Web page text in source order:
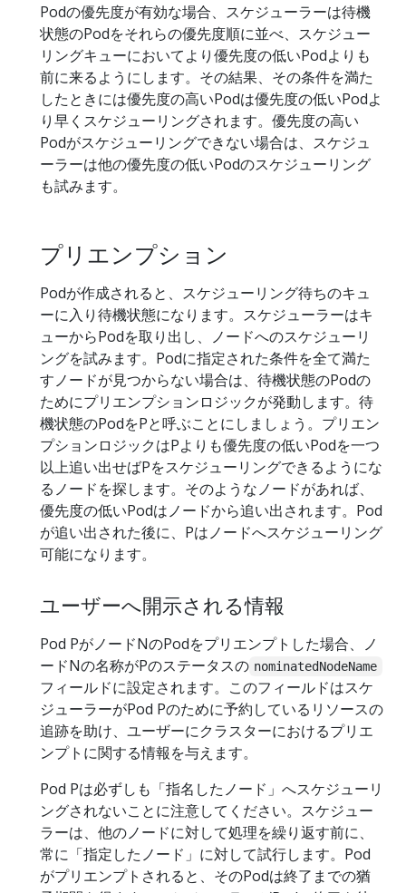
Podの優先度が有効な場合、スケジューラーは待機
状態のPodをそれらの優先度順に並べ、スケジュー
リングキューにおいてより優先度の低いPodよりも
前に来るようにします。その結果、その条件を満た
したときには優先度の高いPodは優先度の低いPodよ
り早くスケジューリングされます。優先度の高い
Podがスケジューリングできない場合は、スケジュ
ーラーは他の優先度の低いPodのスケジューリング
も試みます。
プリエンプション
Podが作成されると、スケジューリング待ちのキュ
ーに入り待機状態になります。スケジューラーはキ
ューからPodを取り出し、ノードへのスケジューリ
ングを試みます。Podに指定された条件を全て満た
すノードが見つからない場合は、待機状態のPodの
ためにプリエンプションロジックが発動します。待
機状態のPodをPと呼ぶことにしましょう。プリエン
プションロジックはPよりも優先度の低いPodを一つ
以上追い出せばPをスケジューリングできるようにな
るノードを探します。そのようなノードがあれば、
優先度の低いPodはノードから追い出されます。Pod
が追い出された後に、Pはノードへスケジューリング
可能になります。
ユーザーへ開示される情報
Pod PがノードNのPodをプリエンプトした場合、ノ
ードNの名称がPのステータスの nominatedNodeName
フィールドに設定されます。このフィールドはスケ
ジューラーがPod Pのために予約しているリソースの
追跡を助け、ユーザーにクラスターにおけるプリエ
ンプトに関する情報を与えます。
Pod Pは必ずしも「指名したノード」へスケジューリ
ングされないことに注意してください。スケジュー
ラーは、他のノードに対して処理を繰り返す前に、
常に「指定したノード」に対して試行します。Pod
がプリエンプトされると、そのPodは終了までの猶